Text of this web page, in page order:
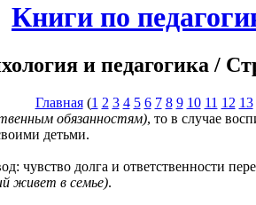
Книги по
и педагогика /
Главная(1 2 3 4 5 6 7 8 9 10 11 12 13
обязанностям), то в случае
детьми.
долга и ответственности
живет в семье).